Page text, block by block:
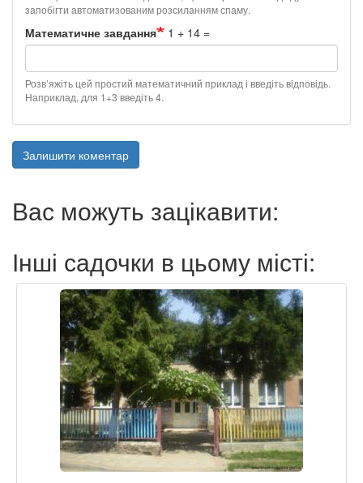
запобігти автоматизованим розсиланням спаму.
Математичне завдання 1 + 14 =
Розв’яжіть цей простий математичний приклад і введіть відповідь.
Наприклад, для 1+3 введіть 4.
Залишити коментар
Вас можуть зацікавити:
Інші садочки в цьому місті: